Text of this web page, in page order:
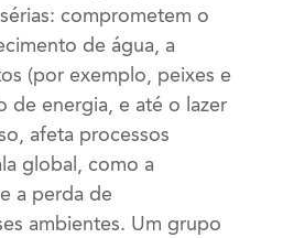
comprometem o
de água, a
(por exemplo, peixes e
de energia, e até o lazer
afeta processos
global, como a
a perda de
ambientes. Um grupo